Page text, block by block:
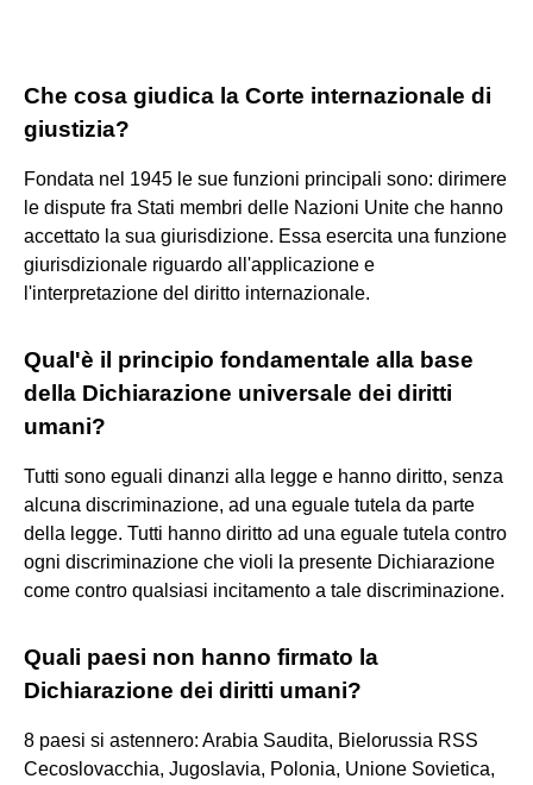
Che cosa giudica la Corte internazionale di
giustizia?
Fondata nel 1945 le sue funzioni principali sono: dirimere
le dispute fra Stati membri delle Nazioni Unite che hanno
accettato la sua giurisdizione. Essa esercita una funzione
giurisdizionale riguardo all'applicazione e
l'interpretazione del diritto internazionale.
Qual'è il principio fondamentale alla base
della Dichiarazione universale dei diritti
umani?
Tutti sono eguali dinanzi alla legge e hanno diritto, senza
alcuna discriminazione, ad una eguale tutela da parte
della legge. Tutti hanno diritto ad una eguale tutela contro
ogni discriminazione che violi la presente Dichiarazione
come contro qualsiasi incitamento a tale discriminazione.
Quali paesi non hanno firmato la
Dichiarazione dei diritti umani?
8 paesi si astennero: Arabia Saudita, Bielorussia RSS
Cecoslovacchia, Jugoslavia, Polonia, Unione Sovietica,